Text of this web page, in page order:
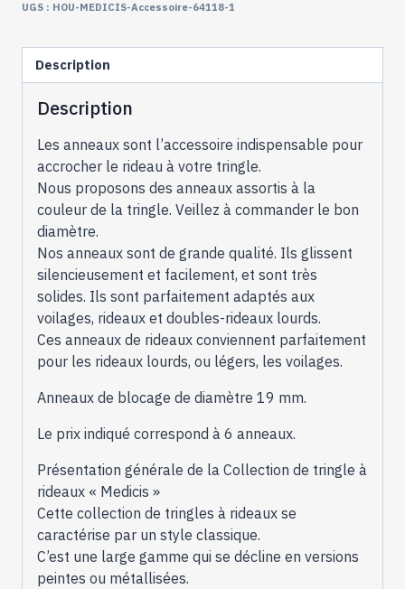
Collection
de
Blocage
Peints
pour
Arrière
Ø19mm
UGS : HOU-MEDICIS-Accessoire-64118-1
Description
Description
Les anneaux sont l’accessoire indispensable pour
accrocher le rideau à votre tringle.
Nous proposons des anneaux assortis à la
couleur de la tringle. Veillez à commander le bon
diamètre.
Nos anneaux sont de grande qualité. Ils glissent
silencieusement et facilement, et sont très
solides. Ils sont parfaitement adaptés aux
voilages, rideaux et doubles-rideaux lourds.
Ces anneaux de rideaux conviennent parfaitement
pour les rideaux lourds, ou légers, les voilages.
Anneaux de blocage de diamètre 19 mm.
Le prix indiqué correspond à 6 anneaux.
Présentation générale de la Collection de tringle à
rideaux « Medicis »
Cette collection de tringles à rideaux se
caractérise par un style classique.
C’est une large gamme qui se décline en versions
peintes ou métallisées.